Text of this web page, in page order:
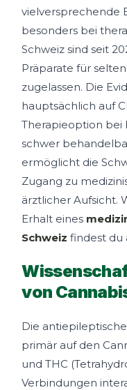
vielversprechende
besonders bei
Schweiz sind seit
Präparate für
zugelassen. Die
hauptsächlich auf
Therapieoption bei
schwer
ermöglicht die
Zugang zu
ärztlicher Aufsicht.
Erhalt eines
Schweiz findest du
von
Die
primär auf den
und THC
Verbindungen